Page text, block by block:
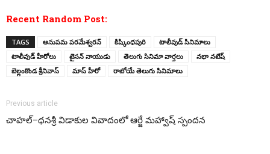
Recent Random Post:
TAGS అనుపమ పరమేశ్వరన్ కిష్కింధపురి
టాలీవుడ్ సినిమాలు
టాలీవుడ్ హీరోలు
టైసన్ నాయుడు తెలుగు సినిమా వార్తలు
నభా నటేష్
బెల్లంకొండ శ్రీనివాస్
మాస్ హీరో రాబోయే తెలుగు సినిమాలు
Previous article
చాహల్–ధనశ్రీ విడాకుల వివాదంలో ఆర్జే మహ్వాష్ స్పందన